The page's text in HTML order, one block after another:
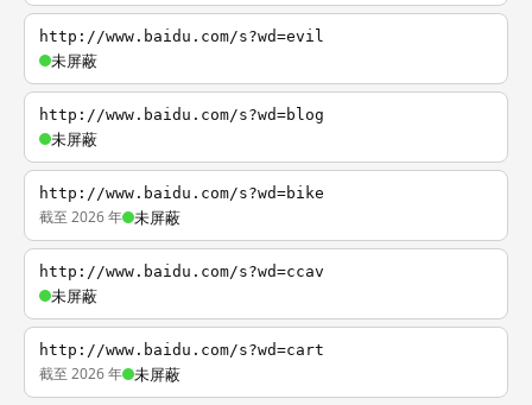
http://www.baidu.com/s?wd=evil
未屏蔽
http://www.baidu.com/s?wd=blog
未屏蔽
http://www.baidu.com/s?wd=bike
截至 2026 年 未屏蔽
http://www.baidu.com/s?wd=ccav
未屏蔽
http://www.baidu.com/s?wd=cart
截至 2026 年 未屏蔽